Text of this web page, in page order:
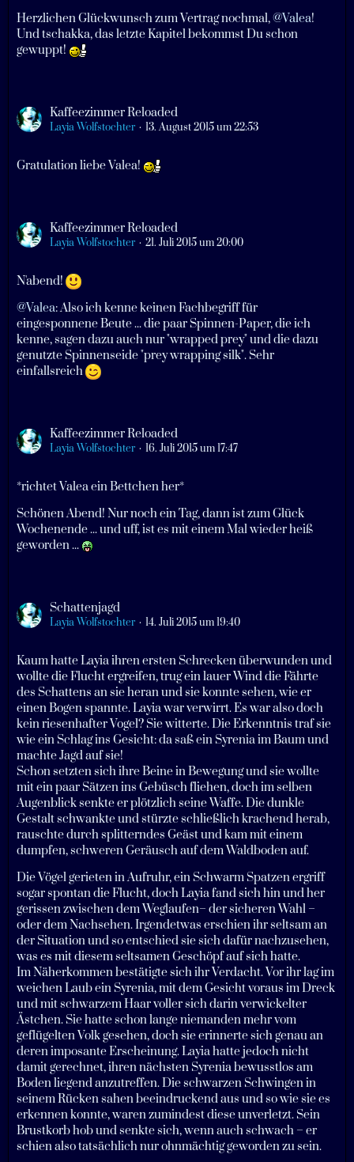
Herzlichen Glückwunsch zum Vertrag nochmal,@Valea!
Und tschakka, das letzte Kapitel bekommst Du schon
gewuppt!
Kaffeezimmer Reloaded
Layia Wolfstochter 13. August 2015 um 22:53
Gratulation liebe Valea!
Kaffeezimmer Reloaded
Layia Wolfstochter 21. Juli 2015 um 20:00
N'abend!
@Valea: Also ich kenne keinen Fachbegriff für
eingesponnene Beute ... die paar Spinnen-Paper, die ich
kenne, sagen dazu auch nur "wrapped prey" und die dazu
genutzte Spinnenseide "prey wrapping silk". Sehr
einfallsreich
Kaffeezimmer Reloaded
Layia Wolfstochter 16. Juli 2015 um 17:47
*richtet Valea ein Bettchen her*
Schönen Abend! Nur noch ein Tag, dann ist zum Glück
Wochenende ... und uff, ist es mit einem Mal wieder heiß
geworden ...
Schattenjagd
Layia Wolfstochter 14. Juli 2015 um 19:40
Kaum hatte Layia ihren ersten Schrecken überwunden und
wollte die Flucht ergreifen, trug ein lauer Wind die Fährte
des Schattens an sie heran und sie konnte sehen, wie er
einen Bogen spannte. Layia war verwirrt. Es war also doch
kein riesenhafter Vogel? Sie witterte. Die Erkenntnis traf sie
wie ein Schlag ins Gesicht: da saß ein Syrenia im Baum und
machte Jagd auf sie!
Schon setzten sich ihre Beine in Bewegung und sie wollte
mit ein paar Sätzen ins Gebüsch fliehen, doch im selben
Augenblick senkte er plötzlich seine Waffe. Die dunkle
Gestalt schwankte und stürzte schließlich krachend herab,
rauschte durch splitterndes Geäst und kam mit einem
dumpfen, schweren Geräusch auf dem Waldboden auf.
Die Vögel gerieten in Aufruhr, ein Schwarm Spatzen ergriff
sogar spontan die Flucht, doch Layia fand sich hin und her
gerissen zwischen dem Weglaufen– der sicheren Wahl –
oder dem Nachsehen. Irgendetwas erschien ihr seltsam an
der Situation und so entschied sie sich dafür nachzusehen,
was es mit diesem seltsamen Geschöpf auf sich hatte.
Im Näherkommen bestätigte sich ihr Verdacht. Vor ihr lag im
weichen Laub ein Syrenia, mit dem Gesicht voraus im Dreck
und mit schwarzem Haar voller sich darin verwickelter
Ästchen. Sie hatte schon lange niemanden mehr vom
geflügelten Volk gesehen, doch sie erinnerte sich genau an
deren imposante Erscheinung. Layia hatte jedoch nicht
damit gerechnet, ihren nächsten Syrenia bewusstlos am
Boden liegend anzutreffen. Die schwarzen Schwingen in
seinem Rücken sahen beeindruckend aus und so wie sie es
erkennen konnte, waren zumindest diese unverletzt. Sein
Brustkorb hob und senkte sich, wenn auch schwach – er
schien also tatsächlich nur ohnmächtig geworden zu sein.